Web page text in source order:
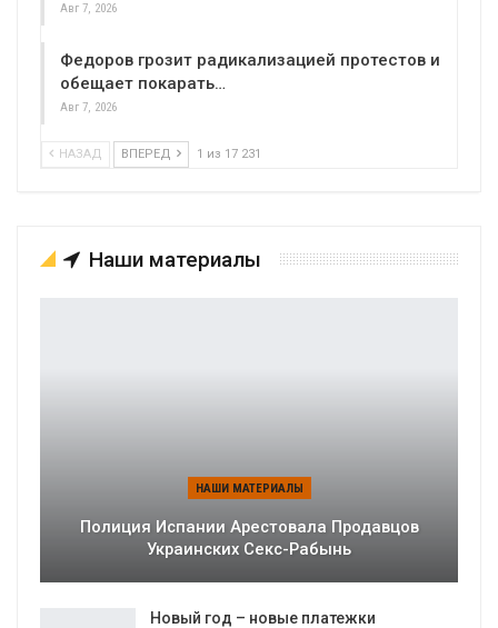
Авг 7, 2026
Федоров грозит радикализацией протестов и
обещает покарать…
Авг 7, 2026
НАЗАД ВПЕРЕД 1 из 17 231
Наши материалы
НАШИ МАТЕРИАЛЫ
Полиция Испании Арестовала Продавцов
Украинских Секс-Рабынь
Новый год – новые платежки